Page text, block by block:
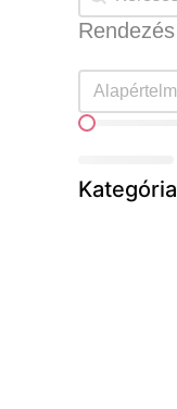
Rendezés
Rendezés
Rendezés
Ár szerint
Kategória